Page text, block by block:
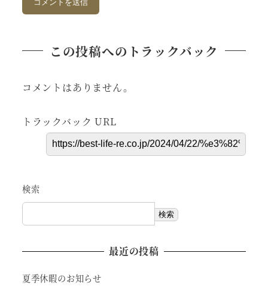
この投稿へのトラックバック
コメントはありません。
トラックバック URL
検索
検索
最近の投稿
夏季休暇のお知らせ